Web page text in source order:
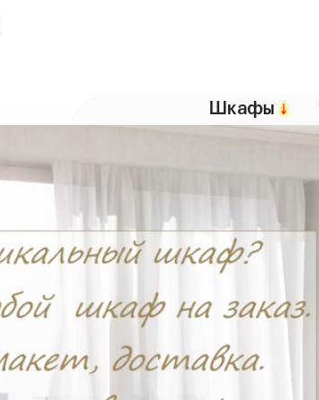
Шкафы↓